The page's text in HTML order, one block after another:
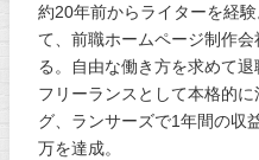
約20年前からライターを経
て、前職ホームページ制作
る。自由な働き方を求めて
フリーランスとして本格的
グ、ランサーズで1年間の収
万を達成。